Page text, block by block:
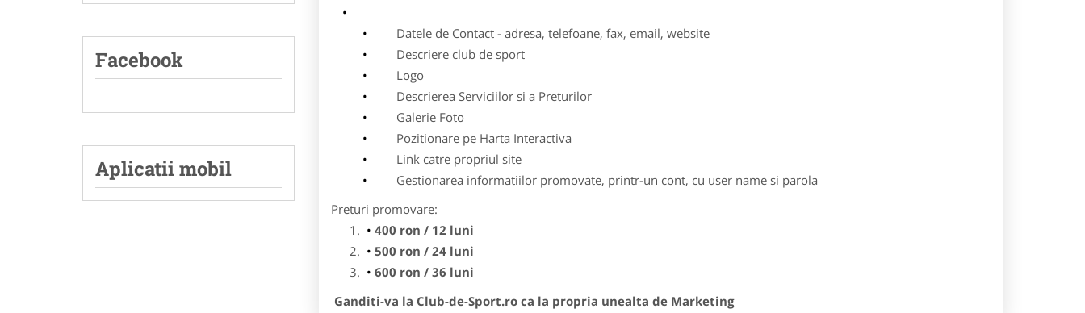
Facebook
Aplicatii mobil
Datele de Contact - adresa, telefoane, fax, email, website
Descriere club de sport
Logo
Descrierea Serviciilor si a Preturilor
Galerie Foto
Pozitionare pe Harta Interactiva
Link catre propriul site
Gestionarea informatiilor promovate, printr-un cont, cu user name si parola
Preturi promovare:
400 ron / 12 luni
500 ron / 24 luni
600 ron / 36 luni
Ganditi-va la Club-de-Sport.ro ca la propria unealta de Marketing